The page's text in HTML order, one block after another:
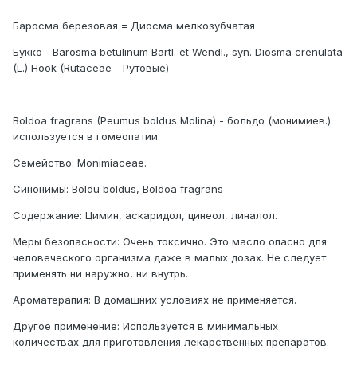
Баросма березовая = Диосма мелкозубчатая
Букко—Barosma betulinum Bartl. et Wendl., syn. Diosma crenulata
(L.) Hook (Rutaceae - Рутовые)
Boldoa fragrans (Peumus boldus Molina) - больдо (монимиев.)
используется в гомеопатии.
Семейство: Monimiaceae.
Синонимы: Boldu boldus, Boldoa fragrans
Содержание: Цимин, аскаридол, цинеол, линалол.
Меры безопасности: Очень токсично. Это масло опасно для
человеческого организма даже в малых дозах. Не следует
применять ни наружно, ни внутрь.
Ароматерапия: В домашних условиях не применяется.
Другое применение: Используется в минимальных
количествах для приготовления лекарственных препаратов.